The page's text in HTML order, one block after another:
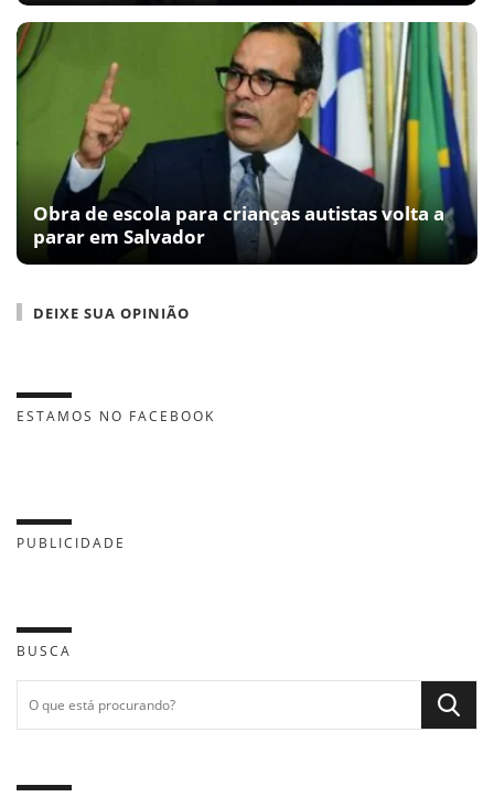
Obra de escola para crianças autistas volta a
parar em Salvador
DEIXE SUA OPINIÃO
ESTAMOS NO FACEBOOK
PUBLICIDADE
BUSCA